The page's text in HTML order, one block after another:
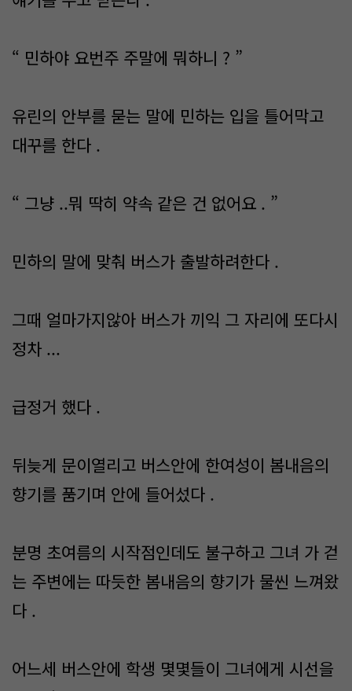
“ 민하야 요번주 주말에 뭐하니 ? ”
유린의 안부를 묻는 말에 민하는 입을 틀어막고
대꾸를 한다 .
“ 그냥 ..뭐 딱히 약속 같은 건 없어요 . ”
민하의 말에 맞춰 버스가 출발하려한다 .
그때 얼마가지않아 버스가 끼익 그 자리에 또다시
정차 ...
급정거 했다 .
뒤늦게 문이열리고 버스안에 한여성이 봄내음의
향기를 품기며 안에 들어섰다 .
분명 초여름의 시작점인데도 불구하고 그녀 가 걷
는 주변에는 따듯한 봄내음의 향기가 물씬 느껴왔
다 .
어느세 버스안에 학생 몇몇들이 그녀에게 시선을